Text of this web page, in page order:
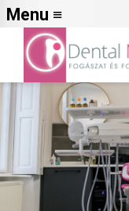
Menu ≡